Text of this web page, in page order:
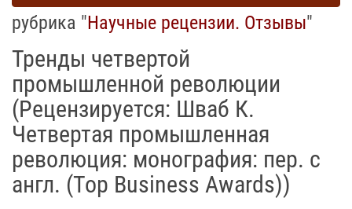
рубрика "Научные рецензии. Отзывы"
Тренды четвертой
промышленной революции
(Рецензируется: Шваб К.
Четвертая промышленная
революция: монография: пер. с
англ. (Top Business Awards))